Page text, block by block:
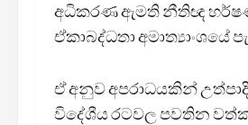
අධිකරණ ඇමති නීතිඥ හර්ෂණ
ඒකාබද්ධතා අමාත්‍යාංශයේ
ඒ අනුව අපරාධයකින්
විදේශීය රටවල පවතින